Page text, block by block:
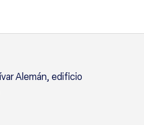
Alemán, edificio